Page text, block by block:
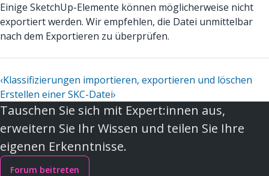
Einige SketchUp-Elemente können möglicherweise nicht
exportiert werden. Wir empfehlen, die Datei unmittelbar
nach dem Exportieren zu überprüfen.
‹Klassifizierungen importieren, exportieren und löschen
Erstellen einer SKC-Datei›
Tauschen Sie sich mit Expert:innen aus,
erweitern Sie Ihr Wissen und teilen Sie Ihre
eigenen Erkenntnisse.
Forum beitreten